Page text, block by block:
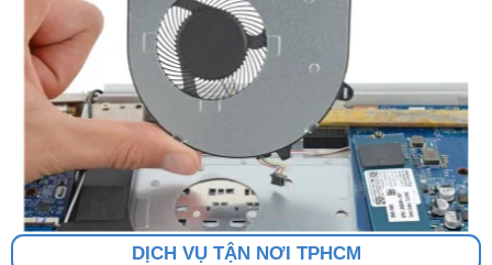
DỊCH VỤ TẬN NƠI TPHCM